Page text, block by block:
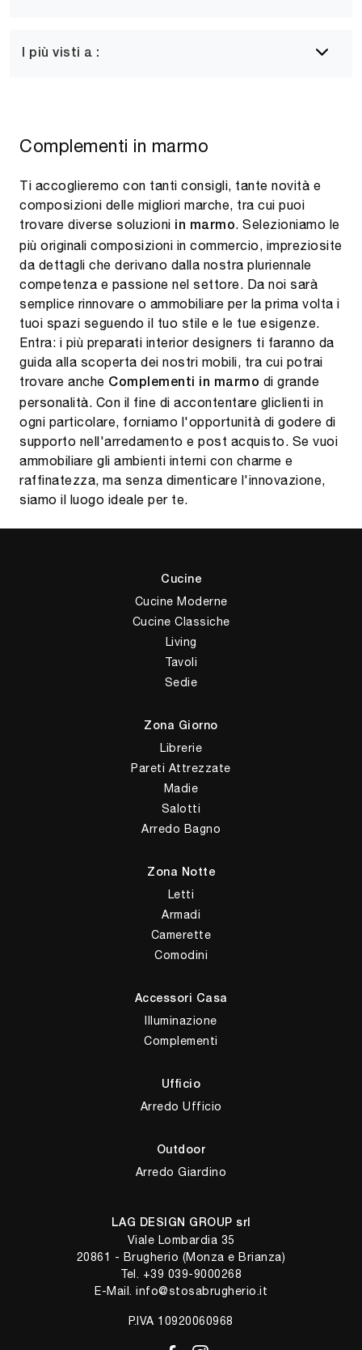
I più visti a :
Complementi in marmo
Ti accoglieremo con tanti consigli, tante novità e
composizioni delle migliori marche, tra cui puoi
trovare diverse soluzioni
in marmo. Selezioniamo le
più originali composizioni in commercio, impreziosite
da dettagli che derivano dalla nostra pluriennale
competenza e passione nel settore. Da noi sarà
semplice rinnovare o ammobiliare per la prima volta i
tuoi spazi seguendo il tuo stile e le tue esigenze.
Entra: i più preparati interior designers ti faranno da
guida alla scoperta dei nostri mobili, tra cui potrai
trovare anche Complementi in marmo di grande
personalità. Con il fine di accontentare gliclienti in
ogni particolare, forniamo l'opportunità di godere di
supporto nell'arredamento e post acquisto. Se vuoi
ammobiliare gli ambienti interni con charme e
raffinatezza, ma senza dimenticare l'innovazione,
siamo il luogo ideale per te.
Cucine
Cucine Moderne
Cucine Classiche
Living
Tavoli
Sedie
Zona Giorno
Librerie
Pareti Attrezzate
Madie
Salotti
Arredo Bagno
Zona Notte
Letti
Armadi
Camerette
Comodini
Accessori Casa
Illuminazione
Complementi
Ufficio
Arredo Ufficio
Outdoor
Arredo Giardino
LAG DESIGN GROUP srl
Viale Lombardia 35
20861 - Brugherio (Monza e Brianza)
Tel. +39 039-9000268
E-Mail. info@stosabrugherio.it
P.IVA 10920060968